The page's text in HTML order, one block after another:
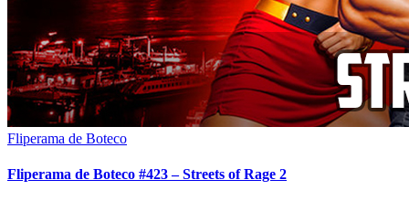
Fliperama de Boteco
Fliperama de Boteco #423 – Streets of Rage 2